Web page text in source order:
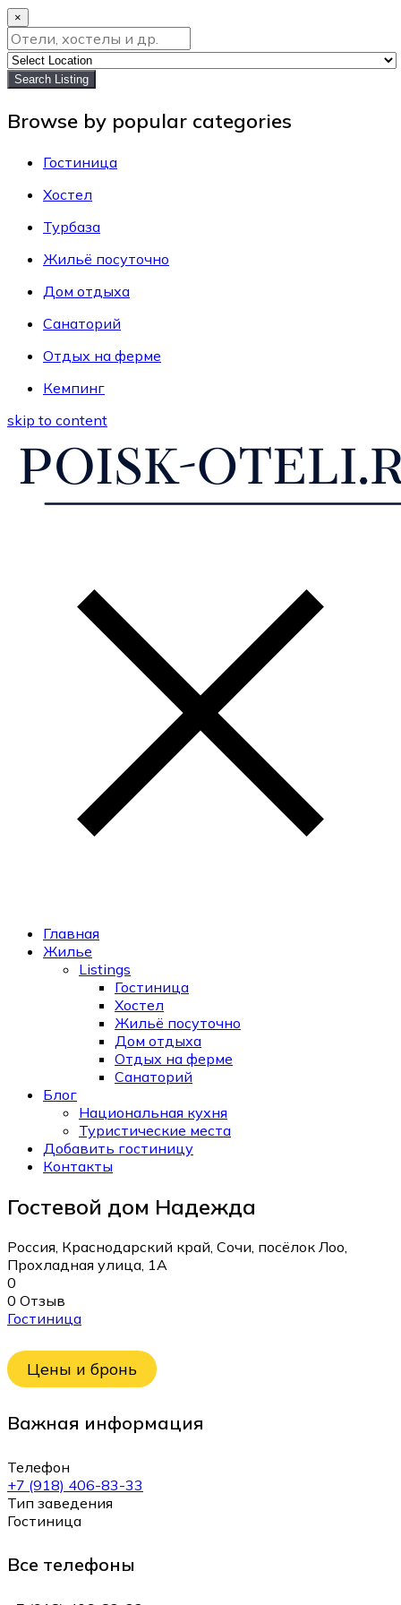
×
Search Listing
Browse by popular categories
Гостиница
Хостел
Турбаза
Жильё посуточно
Дом отдыха
Санаторий
Отдых на ферме
Кемпинг
skip to content
Главная
Жилье
Listings
Гостиница
Хостел
Жильё посуточно
Дом отдыха
Отдых на ферме
Санаторий
Блог
Национальная кухня
Туристические места
Добавить гостиницу
Контакты
Гостевой дом Надежда
Россия, Краснодарский край, Сочи, посёлок Лоо,
Прохладная улица, 1А
0
0 Отзыв
Гостиница
Цены и бронь
Важная информация
Телефон
+7 (918) 406-83-33
Тип заведения
Гостиница
Все телефоны